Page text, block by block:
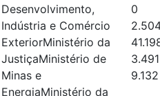
Desenvolvimento,
Indústria e Comércio
ExteriorMinistério da
JustiçaMinistério de
Minas e
EnergiaMinistério da
0
3.491
9.132